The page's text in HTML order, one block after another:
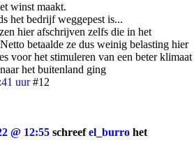
winst maakt.
het bedrijf weggepest is...
hier afschrijven zelfs die in het
betaalde ze dus weinig belasting hier
voor het stimuleren van een beter klimaat
het buitenland ging
uur #12
@ 12:55 schreefel_burro het